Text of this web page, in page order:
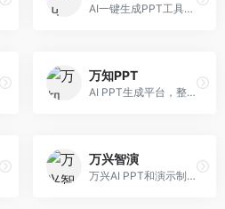
AI一键生成PPT工具，专注于快速演示文稿制作。面向职场人士，支持主题输入、内容生成、模板套用等功能，PPT生成速度快，适合紧急制作场景。
万知PPT
AI PPT生成平台，整合知识库与创作功能。面向职场人士，支持内容检索、PPT生成、设计优化等服务，知识整合能力强。
万兴智演
万兴AI PPT和演示制作软件，整合视频演示功能。面向职场人士和教育工作者，提供PPT生成、演示录制、视频制作等服务，演示功能完善。